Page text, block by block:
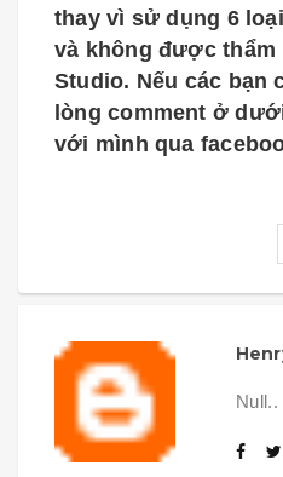
thay vì sử dụng 6
và không được thẩm
Studio. Nếu các bạn
lòng comment ở
với mình qua
Null..